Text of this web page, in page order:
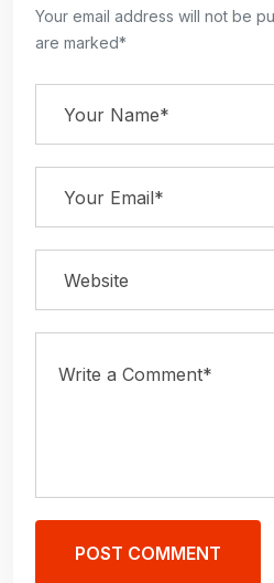
Your email address will not be
are marked*
POST COMMENT